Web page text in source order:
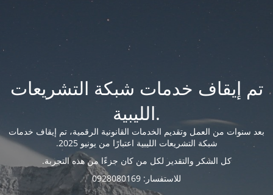
تم إيقاف خدمات شبكة التشريعات
الليبية.
بعد سنوات من العمل وتقديم الخدمات القانونية الرقمية، تم إيقاف خدمات
شبكة التشريعات الليبية اعتبارًا من يونيو 2025.
كل الشكر والتقدير لكل من كان جزءًا من هذه التجربة.
للاستفسار: 0928080169